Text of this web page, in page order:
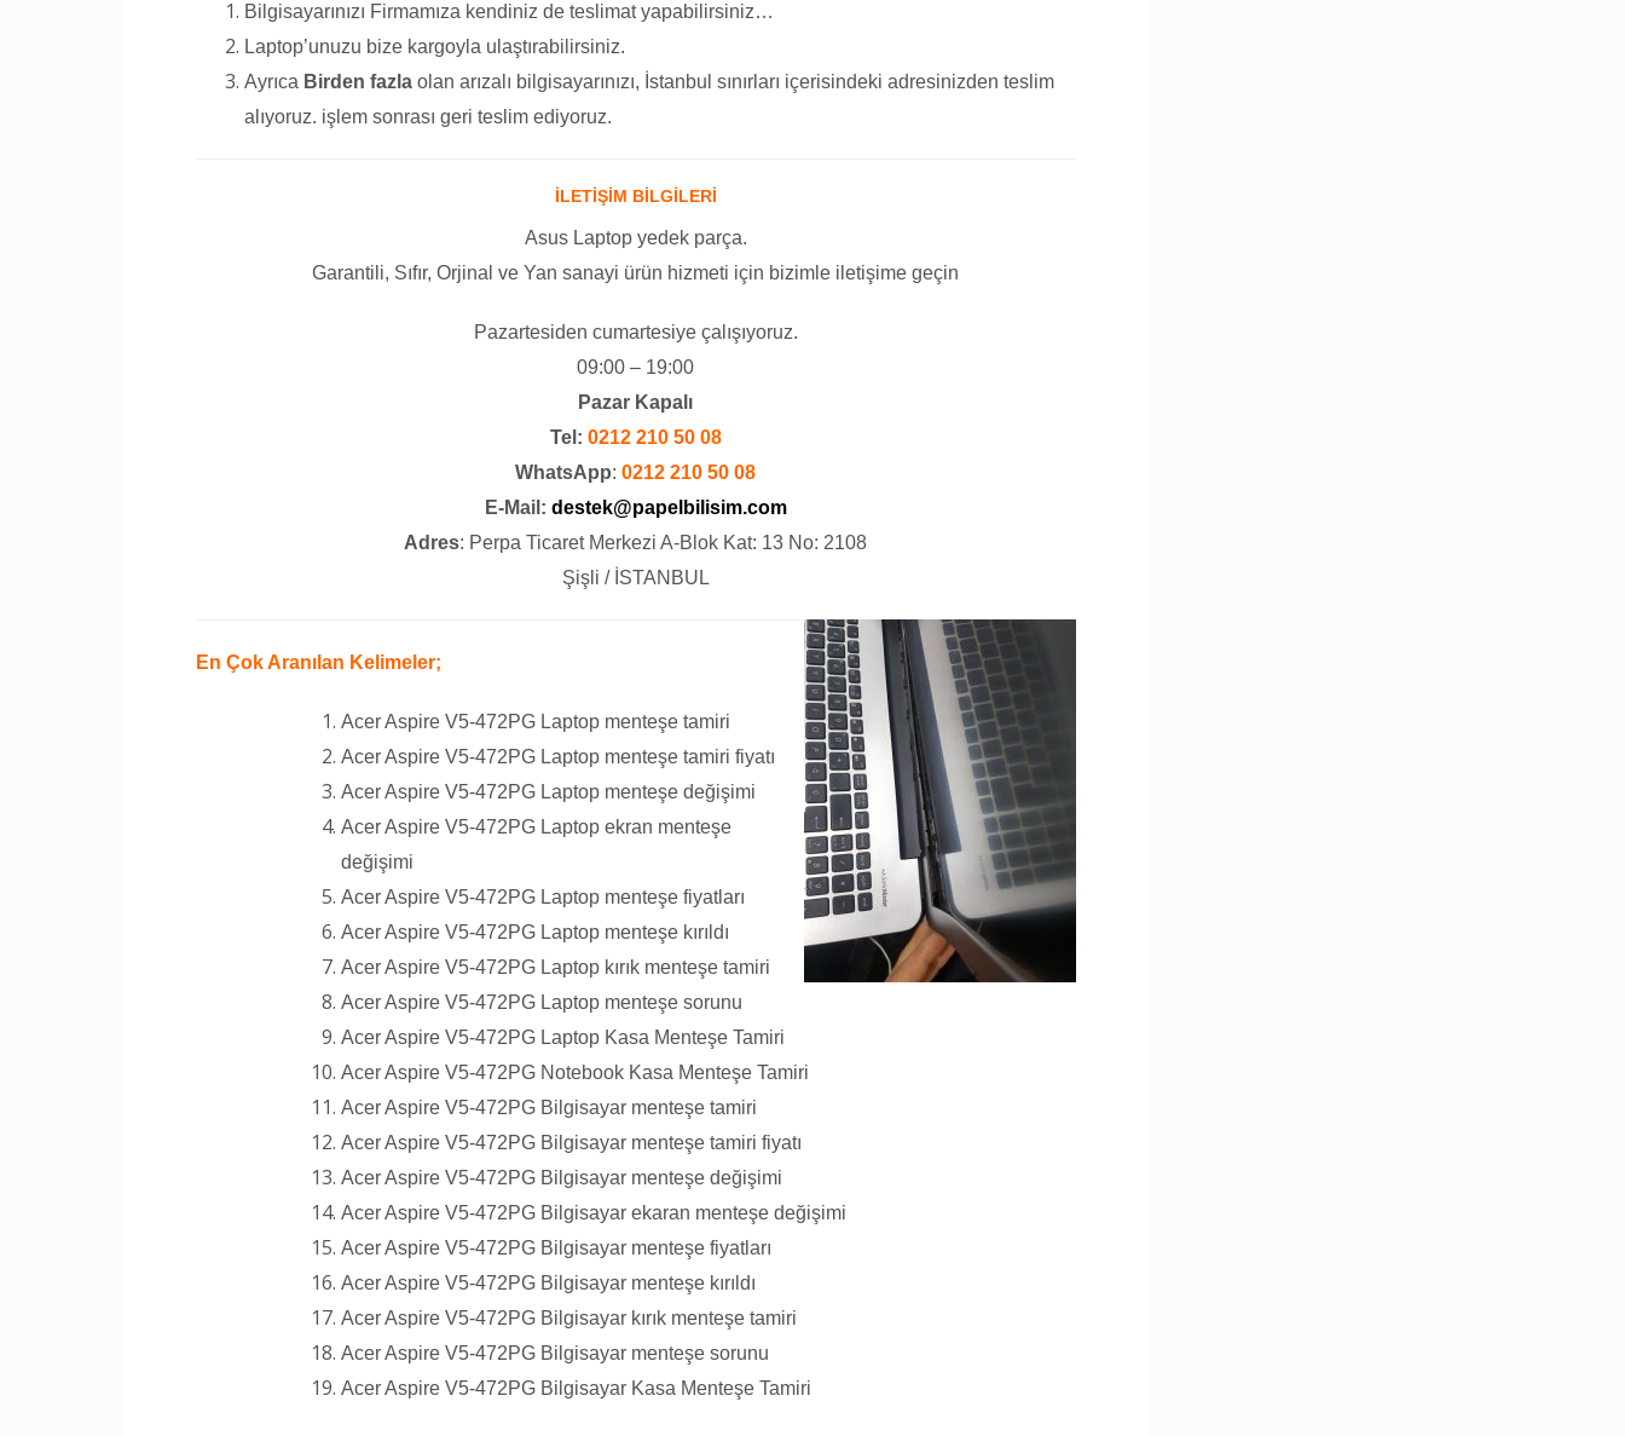
Bilgisayarınızı Firmamıza kendiniz de teslimat yapabilirsiniz…
Laptop’unuzu bize kargoyla ulaştırabilirsiniz.
Ayrıca Birden fazla olan arızalı bilgisayarınızı, İstanbul sınırları içerisindeki adresinizden teslim
alıyoruz. işlem sonrası geri teslim ediyoruz.
İLETİŞİM BİLGİLERİ
Asus Laptop yedek parça.
Garantili, Sıfır, Orjinal ve Yan sanayi ürün hizmeti için bizimle iletişime geçin
Pazartesiden cumartesiye çalışıyoruz.
09:00 – 19:00
Pazar Kapalı
Tel: 0212 210 50 08
WhatsApp:0212 210 50 08
E-Mail: destek@papelbilisim.com
Adres: Perpa Ticaret Merkezi A-Blok Kat: 13 No: 2108
Şişli / İSTANBUL
En Çok Aranılan Kelimeler;
Acer Aspire V5-472PG Laptop menteşe tamiri
Acer Aspire V5-472PG Laptop menteşe tamiri fiyatı
Acer Aspire V5-472PG Laptop menteşe değişimi
Acer Aspire V5-472PG Laptop ekran menteşe
değişimi
Acer Aspire V5-472PG Laptop menteşe fiyatları
Acer Aspire V5-472PG Laptop menteşe kırıldı
Acer Aspire V5-472PG Laptop kırık menteşe tamiri
Acer Aspire V5-472PG Laptop menteşe sorunu
Acer Aspire V5-472PG Laptop Kasa Menteşe Tamiri
Acer Aspire V5-472PG Notebook Kasa Menteşe Tamiri
Acer Aspire V5-472PG Bilgisayar menteşe tamiri
Acer Aspire V5-472PG Bilgisayar menteşe tamiri fiyatı
Acer Aspire V5-472PG Bilgisayar menteşe değişimi
Acer Aspire V5-472PG Bilgisayar ekaran menteşe değişimi
Acer Aspire V5-472PG Bilgisayar menteşe fiyatları
Acer Aspire V5-472PG Bilgisayar menteşe kırıldı
Acer Aspire V5-472PG Bilgisayar kırık menteşe tamiri
Acer Aspire V5-472PG Bilgisayar menteşe sorunu
Acer Aspire V5-472PG Bilgisayar Kasa Menteşe Tamiri